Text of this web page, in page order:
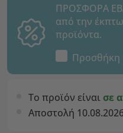
ΠΡΟΣΦΟΡΑ
από την
προϊόντα.
Προσθήκη
Το προϊόν είναι σε
Αποστολή